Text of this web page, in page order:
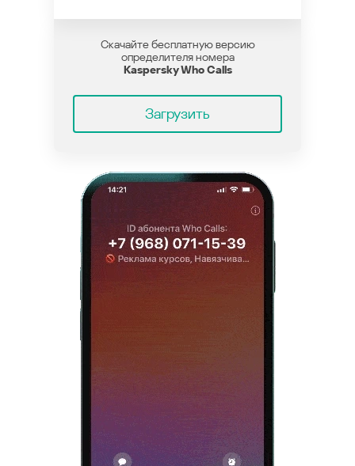
Скачайте бесплатную версию
определителя номера
Kaspersky Who Calls
Загрузить